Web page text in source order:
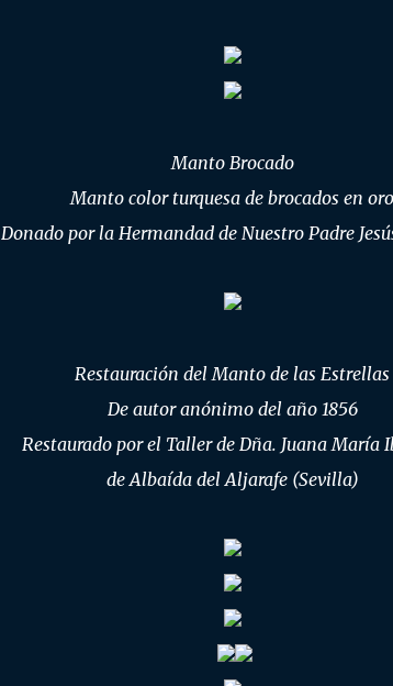
Manto Brocado
Manto color turquesa de brocados en oro
Donado por la Hermandad de Nuestro Padre
Restauración del Manto de las Estrellas
De autor anónimo del año 1856
Restaurado por el Taller de Dña. Juana María
de Albaída del Aljarafe (Sevilla)